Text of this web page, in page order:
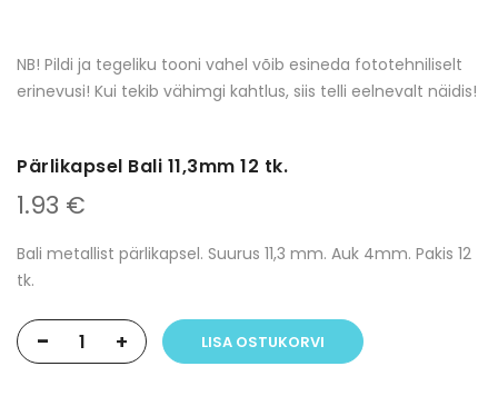
NB! Pildi ja tegeliku tooni vahel võib esineda fototehniliselt
erinevusi! Kui tekib vähimgi kahtlus, siis telli eelnevalt näidis!
Pärlikapsel Bali 11,3mm 12 tk.
1.93 €
Bali metallist pärlikapsel. Suurus 11,3 mm. Auk 4mm. Pakis 12
tk.
- + LISA OSTUKORVI